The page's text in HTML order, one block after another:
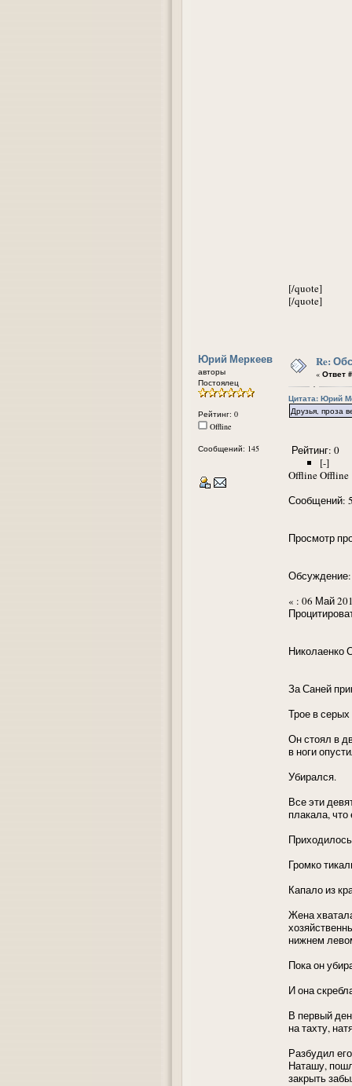
[/quote]
[/quote]
Юрий Меркеев
авторы
Постоялец
Рейтинг: 0
Offline
Сообщений: 145
Re:
« Ответ
Цитата: Юрий
Друзья, проза
Рейтинг: 0
[-]
Offline Offline
Сообщений:
Просмотр
Обсуждение:
« : 06 Май
Николаенко
За Саней
Трое в
Он стоял в
в ноги
Убирался.
Все эти
плакала,
Громко
Капало из
Жена
нижнем
Пока он
И она
В первый
на тахту,
Разбудил
Наташу,
закрыть